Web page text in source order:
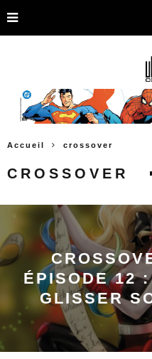
Accueil crossover
CROSSOVER
ÉPISODE 12
GLISSER